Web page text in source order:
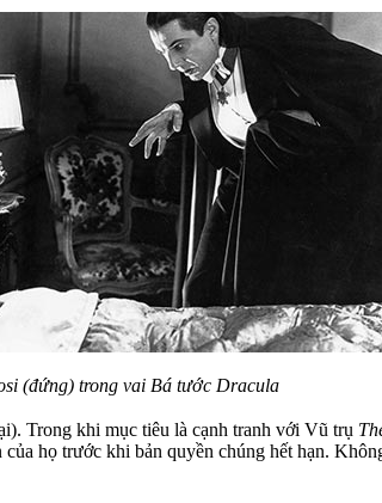
(đứng) trong vai Bá tước Dracula
Trong khi mục tiêu là cạnh tranh với Vũ trụ
họ trước khi bản quyền chúng hết hạn.